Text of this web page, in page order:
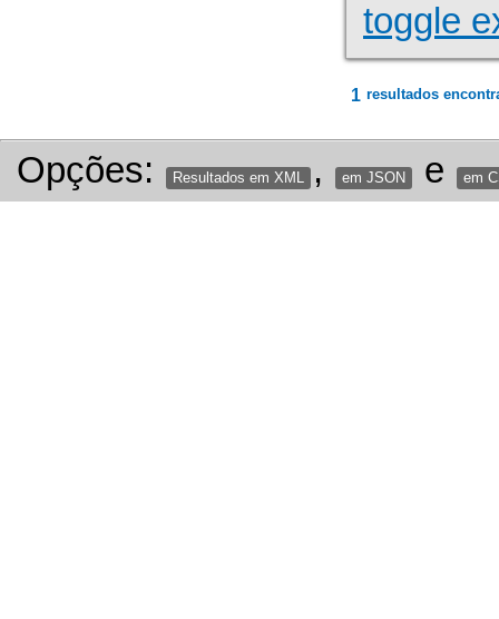
toggle
1 resultados
Opções: Resultados em XML , em JSON e em